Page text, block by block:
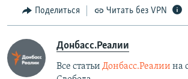
Поделиться Читать без VPN
Донбасс.Реалии
Все статьи Донбасс.Реалии на